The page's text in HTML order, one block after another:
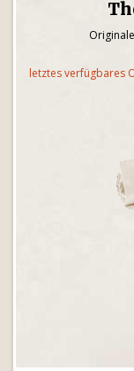
letztes verfügbares